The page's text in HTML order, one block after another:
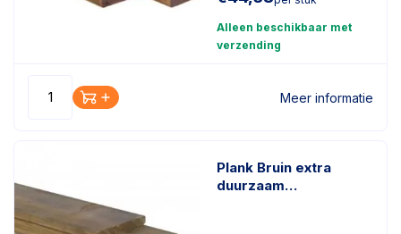
Alleen beschikbaar met
verzending
Meer informatie
Plank Bruin extra
duurzaam